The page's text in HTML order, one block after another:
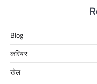
Blog
करियर
खेल